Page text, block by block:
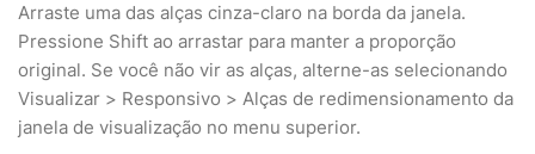
Arraste uma das alças cinza-claro na borda da janela.
Pressione Shift ao arrastar para manter a proporção
original. Se você não vir as alças, alterne-as selecionando
Visualizar > Responsivo > Alças de redimensionamento da
janela de visualização no menu superior.